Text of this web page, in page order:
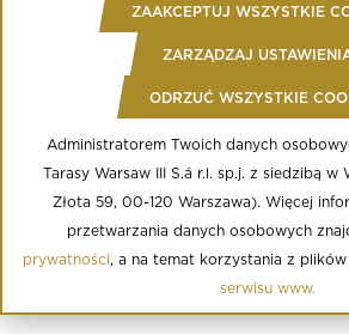
Saturday - Sunday: 8:00 - 22:00
© Copyright 2020 Złote Tarasy
Regulamin Centrum Handlowego
Polityka prywatności
Informacja o przetwarzaniu danych
Regulamin aplikacji mobilnej
Ustawienia Cookies
ZAAKCEPTUJ WSZYSTKIE
ZARZĄDZAJ
ODRZUĆ WSZYSTKIE
Administratorem Twoich danych
Tarasy Warsaw III S.á r.l. sp.j. z siedzibą w
Złota 59, 00-120 Warszawa). Więcej
przetwarzania danych osobowych
prywatności, a na temat korzystania z
serwisu www.